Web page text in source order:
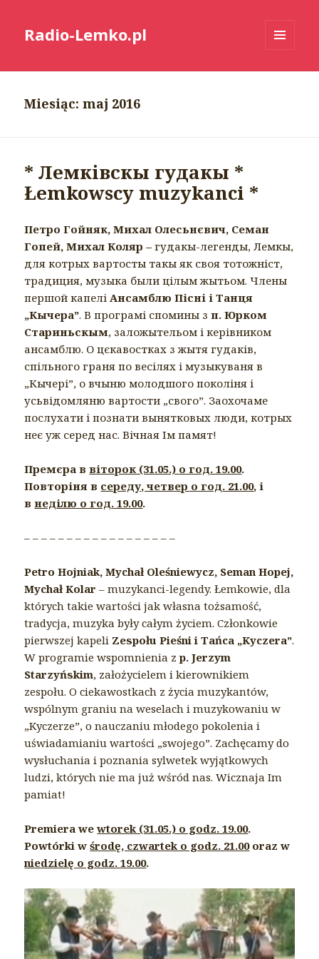
Radio-Lemko.pl
Miesiąc:maj 2016
* Лемківскы гудакы *
Łemkowscy muzykanci *
Петро Гойняк, Михал Олесьнєвич, Семан
Гопей, Михал Коляр – гудакы-легенды, Лемкы,
для котрых вартосты такы як своя тотожніст,
традиция, музыка были цілым жытьом. Члены
першой капеліАнсамблю Пісні і Танця
„Кычера”. В програмі спомины зп. Юрком
Стариньскым, заложытельом і керівником
ансамблю. О цєкавостках з жытя гудаків,
спільного граня по весілях і музыкуваня в
„Кычері”, о вчыню молодшого поколіня і
усьвідомляню вартости „свого”. Заохочаме
послухати і познати вынятковых люди, котрых
неє уж серед нас. Вічная Ім памят!
Премєра ввіторок (31.05.) о год. 19.00.
Повторіня в середу, четвер о год. 21.00, і
внеділю о год. 19.00.
– – – – – – – – – – – – – – – – – –
Petro Hojniak, Mychał Oleśniewycz, Seman Hopej,
Mychał Kolar – muzykanci-legendy. Łemkowie, dla
których takie wartości jak własna tożsamość,
tradycja, muzyka były całym życiem. Członkowie
pierwszej kapeli Zespołu Pieśni i Tańca „Kyczera”.
W programie wspomnienia zp. Jerzym
Starzyńskim, założycielem i kierownikiem
zespołu. O ciekawostkach z życia muzykantów,
wspólnym graniu na weselach i muzykowaniu w
„Kyczerze”, o nauczaniu młodego pokolenia i
uświadamianiu wartości „swojego”. Zachęcamy do
wysłuchania i poznania sylwetek wyjątkowych
ludzi, których nie ma już wśród nas. Wicznaja Im
pamiat!
Premiera wewtorek (31.05.) o godz. 19.00.
Powtórki wśrodę, czwartek o godz. 21.00oraz w
niedzielę o godz. 19.00.